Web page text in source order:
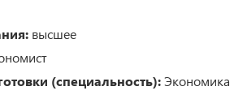
высшее
(специальность):Экономика